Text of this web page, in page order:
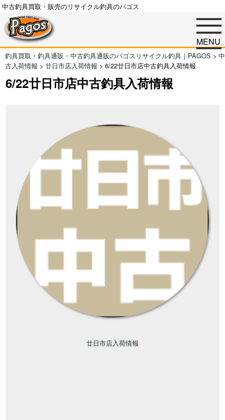
中古釣具買取・販売のリサイクル釣具のパゴス
MENU
釣具買取・釣具通販・中古釣具通販のパゴスリサイクル釣具｜PAGOS > 中
古入荷情報 > 廿日市店入荷情報 > 6/22廿日市店中古釣具入荷情報
6/22廿日市店中古釣具入荷情報
廿日市店入荷情報